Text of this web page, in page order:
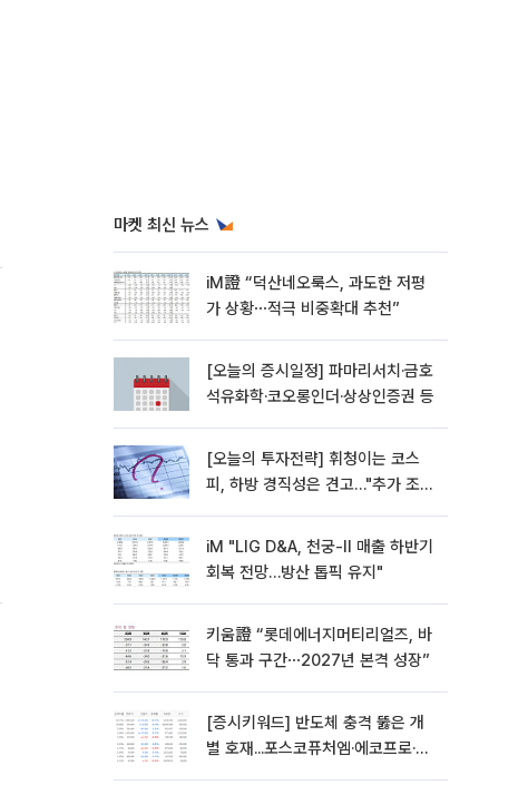
마켓 최신 뉴스
iM證 “덕산네오룩스, 과도한 저평
가 상황⋯적극 비중확대 추천”
[오늘의 증시일정] 파마리서치·금호
석유화학·코오롱인더·상상인증권 등
[오늘의 투자전략] 휘청이는 코스
피, 하방 경직성은 견고…"추가 조정
iM "LIG D&A, 천궁-II 매출 하반기
회복 전망…방산 톱픽 유지"
키움證 “롯데에너지머티리얼즈, 바
닥 통과 구간⋯2027년 본격 성장”
[증시키워드] 반도체 충격 뚫은 개
별 호재...포스코퓨처엠·에코프로·한